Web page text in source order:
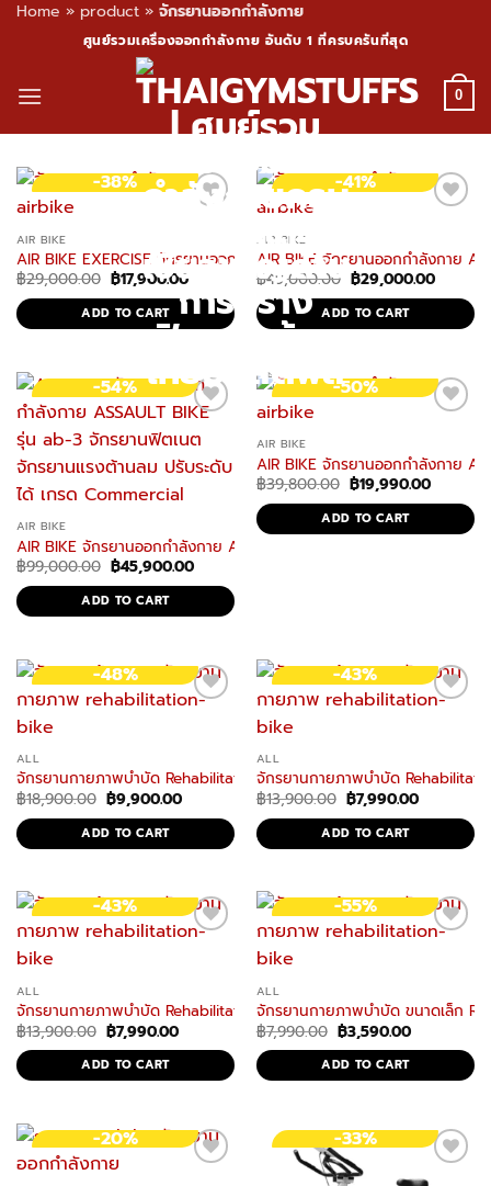
Home » product » จักรยานออกกำลังกาย
content
ศูนย์รวมเครื่องออกกำลังกาย อันดับ 1 ที่ครบครันที่สุด
0
-38%
AIR BIKE
AIR BIKE EXERCISE จักรยานออกกำลังกาย Assault bike รุ่น AB-1 จัก
฿29,000.00 Original
price
was:
฿29,000.00.
฿17,900.00Current
price
is:
฿17,900.00.
ADD TO CART
-41%
AIR BIKE
AIR BIKE จักรยานออกกำลังกาย
฿49,000.00 Original
price
was:
฿49,000.00.
฿29,000.00Current
price
฿
ADD TO CART
-54%
AIR BIKE
AIR BIKE จักรยานออกกำลังกาย ASSAULT BIKE รุ่น ab-3 จักรยานฟิตเ
฿99,000.00 Original
price
was:
฿99,000.00.
฿45,900.00Current
฿45,900.00.
ADD TO CART
-50%
AIR BIKE
AIR BIKE จักรยานออกกำลังกาย
฿39,800.00 Original
price
was:
฿39,800.00.
฿19,990.00Current
฿
ADD TO CART
-48%
ALL
จักรยานกายภาพบําบัด Rehabilitation Bicycle รุ่น Recover X1 จักรยาน
฿18,900.00 Original
price
was:
฿18,900.00.
฿9,900.00Current
price
is:
฿9,900.00.
ADD TO CART
-43%
ALL
จักรยานกายภาพบําบัด
฿13,900.00 Original
price
was:
฿13,900.00.
฿7,990.00Current
price
is:
฿7,990.00.
ADD TO CART
-43%
ALL
จักรยานกายภาพบําบัด Rehabilitation Bicycle รุ่น Recover X3 จักรยา
฿13,900.00 Original
price
was:
฿13,900.00.
฿7,990.00Current
price
฿7,990.00.
ADD TO CART
-55%
ALL
จักรยานกายภาพบําบัด ขนาดเล็ก
฿7,990.00 Original
price
was:
฿7,990.00.
฿3,590.00Current
price
is:
฿3,590.00.
ADD TO CART
-20% -33%